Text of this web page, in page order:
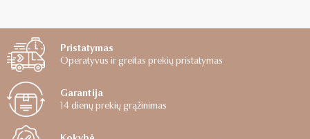
Pristatymas
Operatyvus ir greitas prekių pristatymas
Garantija
14 dienų prekių grąžinimas